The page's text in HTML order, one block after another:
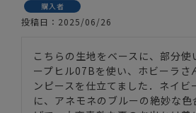
購入者
投稿日 2025/06/26
こちらの生地をベースに、部分使
ープヒル07Bを使い、ホビーラさ
ンピースを仕立てました．ネイビ
に、アネモネのブルーの絶妙な色